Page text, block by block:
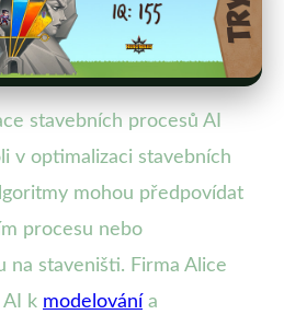
stavebních procesů AI
v optimalizaci stavebních
mohou předpovídat
procesu nebo
na staveništi. Firma Alice
AI k modelování a